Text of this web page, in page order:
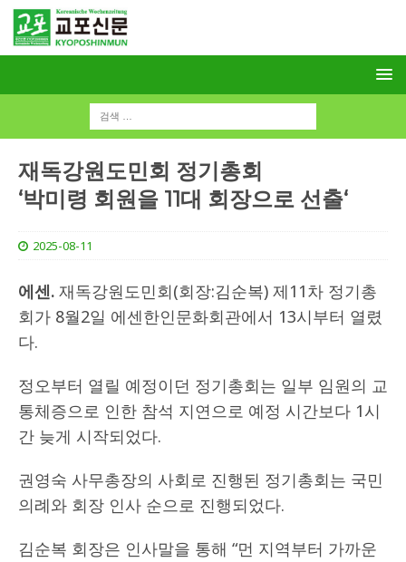
재독강원도민회 정기총회
‘박미령 회원을 11대 회장으로 선출‘
2025-08-11
에센. 재독강원도민회(회장:김순복) 제11차 정기총
회가 8월2일 에센한인문화회관에서 13시부터 열렸
다.
정오부터 열릴 예정이던 정기총회는 일부 임원의 교
통체증으로 인한 참석 지연으로 예정 시간보다 1시
간 늦게 시작되었다.
권영숙 사무총장의 사회로 진행된 정기총회는 국민
의례와 회장 인사 순으로 진행되었다.
김순복 회장은 인사말을 통해 “먼 지역부터 가까운